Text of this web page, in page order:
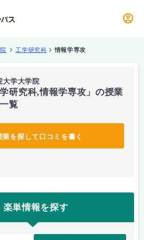
工学研究科 情報学専攻
大学大学院
学研究科,情報学専攻」の授業
覧
業を探して口コミを書く
楽単情報を探す